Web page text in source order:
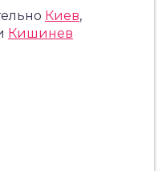
Киев,
Кишинев